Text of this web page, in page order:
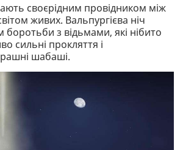
своєрідним провідником між
живих. Вальпургієва ніч
з відьмами, які нібито
сильні прокляття і
шабаші.